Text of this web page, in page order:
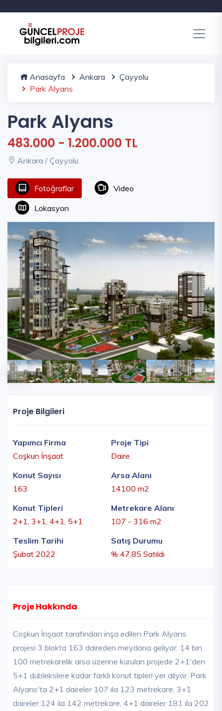
Anasayfa Ankara
Çayyolu
Park Alyans
Park Alyans
483.000 - 1.200.000 TL
Ankara / Çayyolu
Fotoğraflar
Video
Lokasyon
Proje Bilgileri
Yapımcı Firma
Coşkun İnşaat
Proje Tipi
Daire
Konut Sayısı
163
Arsa Alanı
14100 m2
Konut Tipleri
2+1, 3+1, 4+1, 5+1
Metrekare Alanı
107 - 316 m2
Teslim Tarihi
Şubat 2022
Satış Durumu
% 47,85 Satıldı
Proje Hakkında
Coşkun İnşaat tarafından inşa edilen Park Alyans
projesi 3 blokta 163 daireden meydana geliyor. 14 bin
100 metrekarelik arsa üzerine kurulan projede 2+1'den
5+1 dublekslere kadar farklı konut tipleri yer alıyor. Park
Alyans'ta 2+1 daireler 107 ila 123 metrekare, 3+1
daireler 124 ila 142 metrekare, 4+1 daireler 181 ila 202